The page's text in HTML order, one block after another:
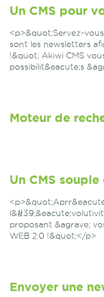
Un CMS pour
<p>&quot;Servez-
sont les newsletters
!&quot; Akiwi CMS
possibilit&eacute;s
Moteur de
Un CMS
proposant &agrave;
WEB 2.0 !&quot;</p>
Envoyer une